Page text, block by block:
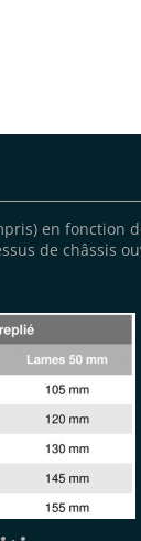
en fonction
de châssis